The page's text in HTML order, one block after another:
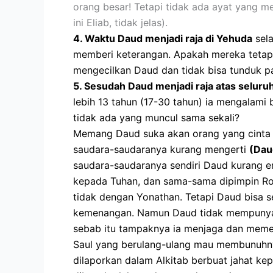
orang besar! Tetapi tidak ada ayat yang
ini Eliab, tidak jelas).
4. Waktu Daud menjadi raja di Yehuda
memberi keterangan. Apakah mereka
mengecilkan Daud dan tidak bisa tunduk
5. Sesudah Daud menjadi raja atas
lebih 13 tahun (17-30 tahun) ia
tidak ada yang muncul sama sekali?
Memang Daud suka akan orang yang
saudara-saudaranya kurang mengerti
saudara-saudaranya sendiri Daud kurang
kepada Tuhan, dan sama-sama dipimpin
tidak dengan Yonathan. Tetapi Daud bisa
kemenangan. Namun Daud tidak
sebab itu tampaknya ia menjaga dan
Saul yang berulang-ulang mau
dilaporkan dalam Alkitab berbuat jahat